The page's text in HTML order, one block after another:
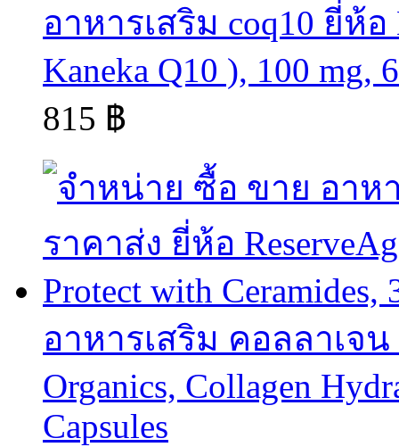
อาหารเสริม coq10 ยี่ห้อ
Kaneka Q10 ), 100 mg,
815 ฿
อาหารเสริม คอลลาเจน
Organics, Collagen
Capsules